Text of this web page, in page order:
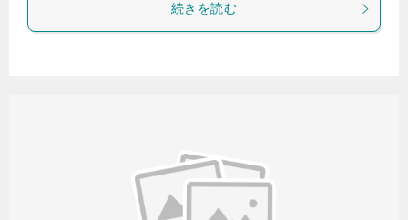
続きを読む